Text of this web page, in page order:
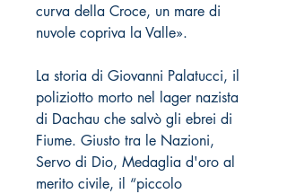
curva della Croce, un mare di
nuvole copriva la Valle».
La storia di Giovanni Palatucci, il
poliziotto morto nel lager nazista
di Dachau che salvò gli ebrei di
Fiume. Giusto tra le Nazioni,
Servo di Dio, Medaglia d'oro al
merito civile, il “piccolo